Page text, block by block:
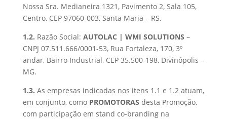
Nossa Sra. Medianeira 1321, Pavimento 2, Sala 105,
Centro, CEP 97060-003, Santa Maria – RS.
1.2. Razão Social: AUTOLAC | WMI SOLUTIONS –
CNPJ 07.511.666/0001-53, Rua Fortaleza, 170, 3º
andar, Bairro Industrial, CEP 35.500-198, Divinópolis –
MG.
1.3. As empresas indicadas nos itens 1.1 e 1.2 atuam,
em conjunto, como PROMOTORAS desta Promoção,
com participação em stand co-branding na